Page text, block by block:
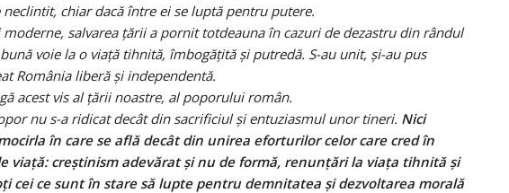
chiar dacă între ei se luptă pentru putere.
salvarea ţării a pornit totdeauna în cazuri de dezastru din rândul
voie la o viaţă tihnită, îmbogăţită şi putredă. S-au unit, şi-au pus
România liberă şi independentă.
acest vis al ţării noastre, al poporului român.
nu s-a ridicat decât din sacrificiul şi entuziasmul unor tineri. Nici
în care se află decât din unirea eforturilor celor care cred în
viaţă: creştinism adevărat şi nu de formă, renunţări la viaţa tihnită şi
cei ce sunt în stare să lupte pentru demnitatea şi dezvoltarea morală